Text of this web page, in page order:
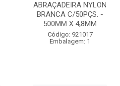
ABRAÇADEIRA NYLON
BRANCA C/50PÇS. -
500MM X 4,8MM
Código: 921017
Embalagem: 1